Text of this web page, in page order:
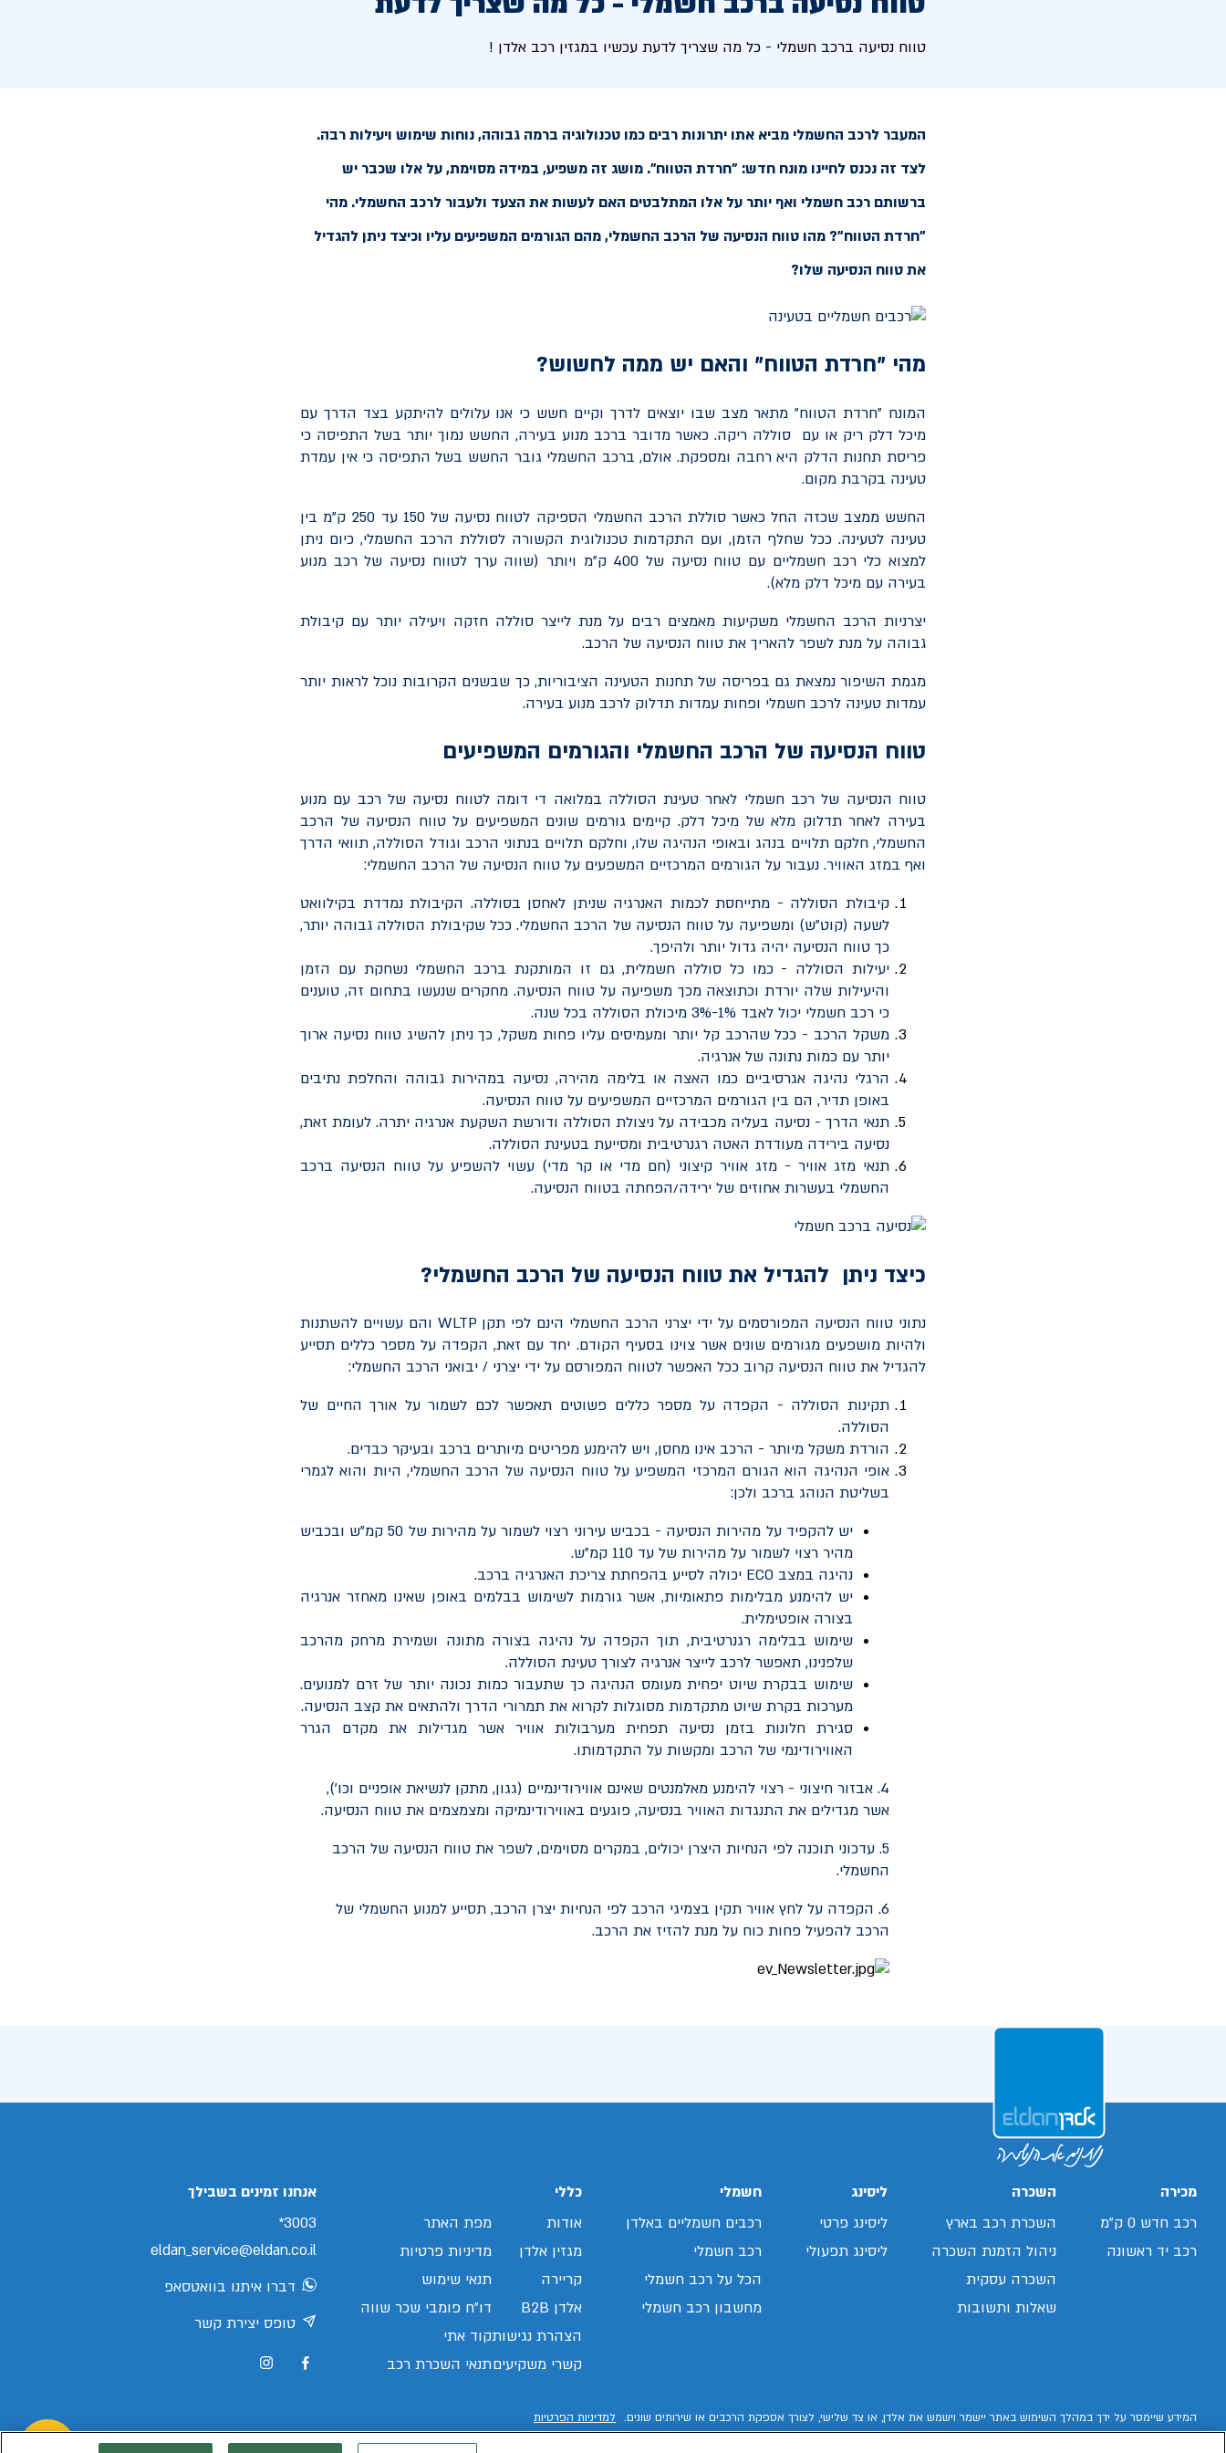
טווח נסיעה ברכב חשמלי - כל מה שצריך לדעת עכשיו במגזין רכב אלדן !
המעבר לרכב החשמלי מביא אתו יתרונות רבים כמו טכנולוגיה ברמה גבוהה, נוחות שימוש ויעילות רבה.
לצד זה נכנס לחיינו מונח חדש: "חרדת הטווח". מושג זה משפיע, במידה מסוימת, על אלו שכבר יש
ברשותם רכב חשמלי ואף יותר על אלו המתלבטים האם לעשות את הצעד ולעבור לרכב החשמלי. מהי
"חרדת הטווח"? מהו טווח הנסיעה של הרכב החשמלי, מהם הגורמים המשפיעים עליו וכיצד ניתן להגדיל
את טווח הנסיעה שלו?
מהי "חרדת הטווח" והאם יש ממה לחשוש?
המונח "חרדת הטווח" מתאר מצב שבו יוצאים לדרך וקיים חשש כי אנו עלולים להיתקע בצד הדרך עם
מיכל דלק ריק או עם סוללה ריקה. כאשר מדובר ברכב מנוע בעירה, החשש נמוך יותר בשל התפיסה כי
פריסת תחנות הדלק היא רחבה ומספקת. אולם, ברכב החשמלי גובר החשש בשל התפיסה כי אין עמדת
טעינה בקרבת מקום.
החשש ממצב שכזה החל כאשר סוללת הרכב החשמלי הספיקה לטווח נסיעה של 150 עד 250 ק"מ בין
טעינה לטעינה. ככל שחלף הזמן, ועם התקדמות טכנולוגית הקשורה לסוללת הרכב החשמלי, כיום ניתן
למצוא כלי רכב חשמליים עם טווח נסיעה של 400 ק"מ ויותר (שווה ערך לטווח נסיעה של רכב מנוע
בעירה עם מיכל דלק מלא).
יצרניות הרכב החשמלי משקיעות מאמצים רבים על מנת לייצר סוללה חזקה ויעילה יותר עם קיבולת
גבוהה על מנת לשפר להאריך את טווח הנסיעה של הרכב.
מגמת השיפור נמצאת גם בפריסה של תחנות הטעינה הציבוריות, כך שבשנים הקרובות נוכל לראות יותר
עמדות טעינה לרכב חשמלי ופחות עמדות תדלוק לרכב מנוע בעירה.
טווח הנסיעה של הרכב החשמלי והגורמים המשפיעים
טווח הנסיעה של רכב חשמלי לאחר טעינת הסוללה במלואה די דומה לטווח נסיעה של רכב עם מנוע
בעירה לאחר תדלוק מלא של מיכל דלק. קיימים גורמים שונים המשפיעים על טווח הנסיעה של הרכב
החשמלי, חלקם תלויים בנהג ובאופי הנהיגה שלו, וחלקם תלויים בנתוני הרכב וגודל הסוללה, תוואי הדרך
ואף במזג האוויר. נעבור על הגורמים המרכזיים המשפעים על טווח הנסיעה של הרכב החשמלי:
קיבולת הסוללה - מתייחסת לכמות האנרגיה שניתן לאחסן בסוללה. הקיבולת נמדדת בקילוואט
לשעה (קוט"ש) ומשפיעה על טווח הנסיעה של הרכב החשמלי. ככל שקיבולת הסוללה גבוהה יותר,
כך טווח הנסיעה יהיה גדול יותר ולהיפך.
יעילות הסוללה - כמו כל סוללה חשמלית, גם זו המותקנת ברכב החשמלי נשחקת עם הזמן
והיעילות שלה יורדת וכתוצאה מכך משפיעה על טווח הנסיעה. מחקרים שנעשו בתחום זה, טוענים
כי רכב חשמלי יכול לאבד 1%-3% מיכולת הסוללה בכל שנה.
משקל הרכב - ככל שהרכב קל יותר ומעמיסים עליו פחות משקל, כך ניתן להשיג טווח נסיעה ארוך
יותר עם כמות נתונה של אנרגיה.
הרגלי נהיגה אגרסיביים כמו האצה או בלימה מהירה, נסיעה במהירות גבוהה והחלפת נתיבים
באופן תדיר, הם בין הגורמים המרכזיים המשפיעים על טווח הנסיעה.
תנאי הדרך - נסיעה בעליה מכבידה על ניצולת הסוללה ודורשת השקעת אנרגיה יתרה. לעומת זאת,
נסיעה בירידה מעודדת האטה רגנרטיבית ומסייעת בטעינת הסוללה.
תנאי מזג אוויר - מזג אוויר קיצוני (חם מדי או קר מדי) עשוי להשפיע על טווח הנסיעה ברכב
החשמלי בעשרות אחוזים של ירידה/הפחתה בטווח הנסיעה.
כיצד ניתן להגדיל את טווח הנסיעה של הרכב החשמלי?
נתוני טווח הנסיעה המפורסמים על ידי יצרני הרכב החשמלי הינם לפי תקן WLTP והם עשויים להשתנות
ולהיות מושפעים מגורמים שונים אשר צוינו בסעיף הקודם. יחד עם זאת, הקפדה על מספר כללים תסייע
להגדיל את טווח הנסיעה קרוב ככל האפשר לטווח המפורסם על ידי יצרני / יבואני הרכב החשמלי:
תקינות הסוללה - הקפדה על מספר כללים פשוטים תאפשר לכם לשמור על אורך החיים של
הסוללה.
הורדת משקל מיותר - הרכב אינו מחסן, ויש להימנע מפריטים מיותרים ברכב ובעיקר כבדים.
אופי הנהיגה הוא הגורם המרכזי המשפיע על טווח הנסיעה של הרכב החשמלי, היות והוא לגמרי
בשליטת הנוהג ברכב ולכן:
יש להקפיד על מהירות הנסיעה - בכביש עירוני רצוי לשמור על מהירות של 50 קמ”ש ובכביש
מהיר רצוי לשמור על מהירות של עד 110 קמ"ש.
נהיגה במצב ECO יכולה לסייע בהפחתת צריכת האנרגיה ברכב.
יש להימנע מבלימות פתאומיות, אשר גורמות לשימוש בבלמים באופן שאינו מאחזר אנרגיה
בצורה אופטימלית.
שימוש בבלימה רגנרטיבית, תוך הקפדה על נהיגה בצורה מתונה ושמירת מרחק מהרכב
שלפנינו, תאפשר לרכב לייצר אנרגיה לצורך טעינת הסוללה.
שימוש בבקרת שיוט יפחית מעומס הנהיגה כך שתעבור כמות נכונה יותר של זרם למנועים.
מערכות בקרת שיוט מתקדמות מסוגלות לקרוא את תמרורי הדרך ולהתאים את קצב הנסיעה.
סגירת חלונות בזמן נסיעה תפחית מערבולות אוויר אשר מגדילות את מקדם הגרר
האווירודינמי של הרכב ומקשות על התקדמותו.
4. אבזור חיצוני - רצוי להימנע מאלמנטים שאינם אווירודינמיים (גגון, מתקן לנשיאת אופניים וכו'),
אשר מגדילים את התנגדות האוויר בנסיעה, פוגעים באווירודינמיקה ומצמצמים את טווח הנסיעה.
5. עדכוני תוכנה לפי הנחיות היצרן יכולים, במקרים מסוימים, לשפר את טווח הנסיעה של הרכב
החשמלי.
6. הקפדה על לחץ אוויר תקין בצמיגי הרכב לפי הנחיות יצרן הרכב, תסייע למנוע החשמלי של
הרכב להפעיל פחות כוח על מנת להזיז את הרכב.
מכירה
רכב חדש 0 ק"מ
רכב יד ראשונה
השכרה
השכרת רכב בארץ
ניהול הזמנת השכרה
השכרה עסקית
שאלות ותשובות
ליסינג
ליסינג פרטי
ליסינג תפעולי
חשמלי
רכבים חשמליים באלדן
רכב חשמלי
הכל על רכב חשמלי
מחשבון רכב חשמלי
כללי
אודות
מגזין אלדן
קריירה
אלדן B2B
הצהרת נגישות
קשרי משקיעים
מפת האתר
מדיניות פרטיות
תנאי שימוש
דו"ח פומבי שכר שווה
קוד אתי
תנאי השכרת רכב
אנחנו זמינים בשבילך
3003*
eldan_service@eldan.co.il
דברו איתנו בוואטסאפ
טופס יצירת קשר
המידע שיימסר על ידך במהלך השימוש באתר יישמר וישמש את אלדן, או צד שלישי, לצורך אספקת הרכבים או שירותים שונים. למדיניות הפרטיות